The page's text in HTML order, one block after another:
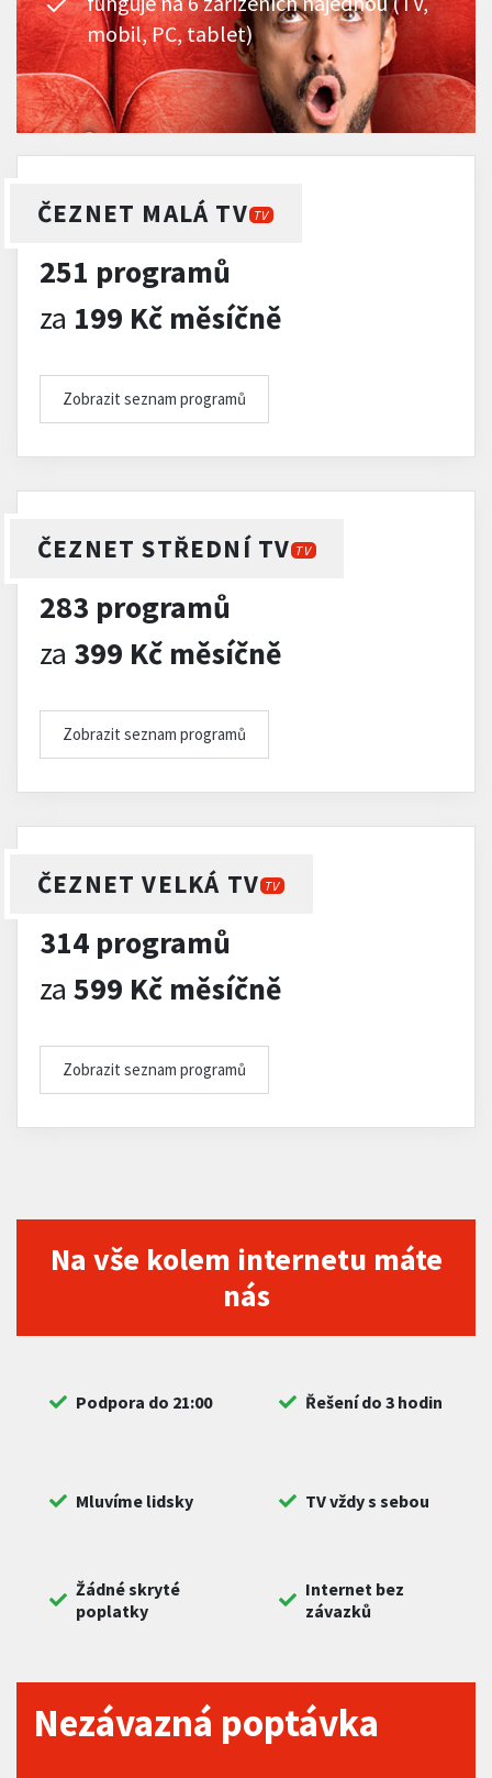
mobil, PC, tablet)
ČEZNET MALÁ TV TV
251 programů
za 199 Kč měsíčně
Zobrazit seznam programů
ČEZNET STŘEDNÍ TV TV
283 programů
za 399 Kč měsíčně
Zobrazit seznam programů
ČEZNET VELKÁ TV TV
314 programů
za 599 Kč měsíčně
Zobrazit seznam programů
Na vše kolem internetu máte
nás
Podpora do 21:00 Řešení do 3 hodin
Mluvíme lidsky TV vždy s sebou
Žádné skryté
poplatky
Internet bez
závazků
Nezávazná poptávka